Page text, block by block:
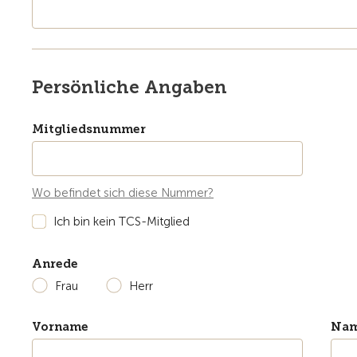
Persönliche Angaben
Mitgliedsnummer
Wo befindet sich diese Nummer?
Ich bin kein TCS-Mitglied
Anrede
Frau
Herr
Vorname